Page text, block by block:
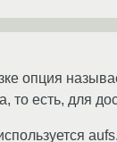
опция
то есть, для
aufs.